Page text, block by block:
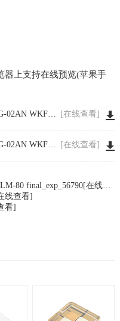
器上支持在线预览(苹果手
WKF-FC0029 [在线查看]
WKF-FC0029 [在线查看]
80 final_exp_56790[在线查看]
线查看]
看]